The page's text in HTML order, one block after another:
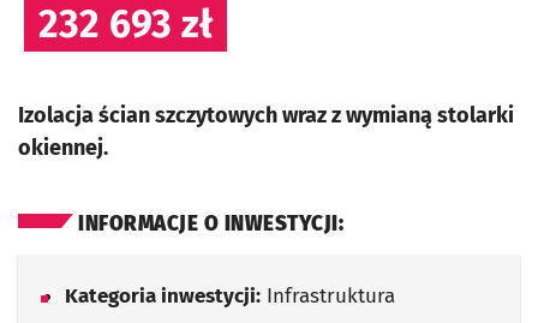
232 693 zł
Izolacja ścian szczytowych wraz z wymianą stolarki
okiennej.
INFORMACJE O INWESTYCJI:
Kategoria inwestycji: Infrastruktura